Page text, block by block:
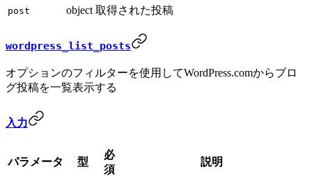
post object 取得された投稿
wordpress_list_posts
オプションのフィルターを使用してWordPress.comからブロ
グ投稿を一覧表示する
入力
パラメータ 型
必
須
説明